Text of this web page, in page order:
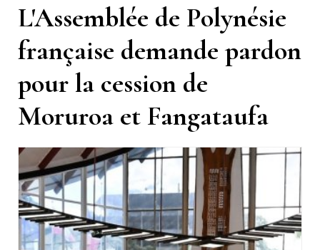
L'Assemblée de Polynésie
française demande pardon
pour la cession de
Moruroa et Fangataufa